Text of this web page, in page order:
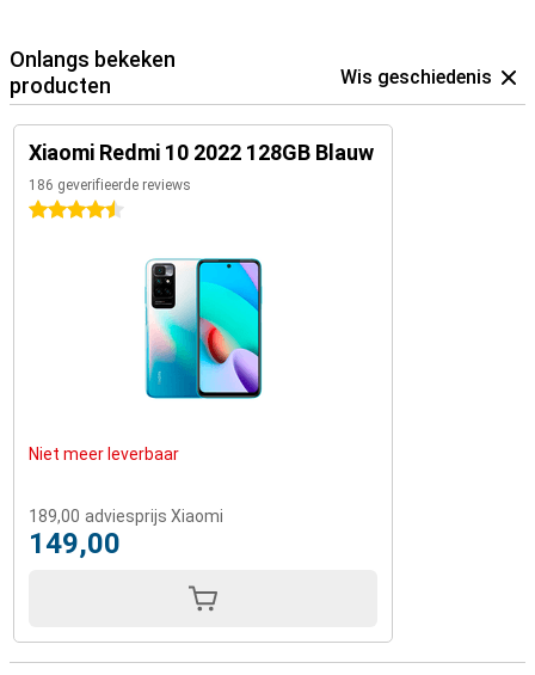
Onlangs bekeken
producten
Wis geschiedenis
Xiaomi Redmi 10 2022 128GB Blauw
186 geverifieerde reviews
4.5 sterren
Niet meer leverbaar
189,00 adviesprijs Xiaomi
149,00